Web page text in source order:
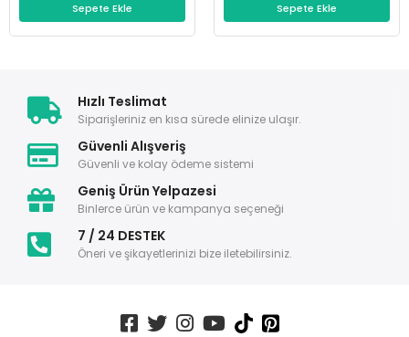
Sepete Ekle Sepete Ekle
Hızlı Teslimat
Siparişleriniz en kısa sürede elinize ulaşır.
Güvenli Alışveriş
Güvenli ve kolay ödeme sistemi
Geniş Ürün Yelpazesi
Binlerce ürün ve kampanya seçeneği
7 / 24 DESTEK
Öneri ve şikayetlerinizi bize iletebilirsiniz.